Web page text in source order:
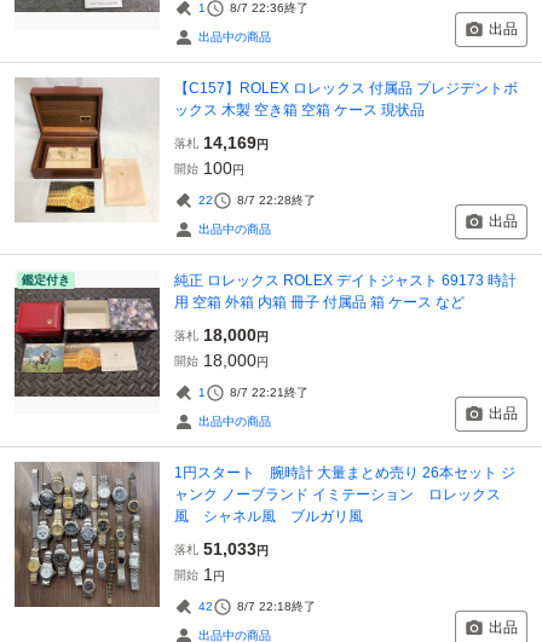
1 8/7 22:36終了
出品中の商品 出品
【C157】ROLEX ロレックス 付属品 プレジデントボ
ックス 木製 空き箱 空箱 ケース 現状品
落札 14,169円
開始 100円
22 8/7 22:28終了
出品中の商品 出品
鑑定付き
純正 ロレックス ROLEX デイトジャスト 69173 時計
用 空箱 外箱 内箱 冊子 付属品 箱 ケース など
落札 18,000円
開始 18,000円
1 8/7 22:21終了
出品中の商品 出品
1円スタート 腕時計 大量まとめ売り 26本セット ジ
ャンク ノーブランド イミテーション ロレックス
風 シャネル風 ブルガリ風
落札 51,033円
開始 1 円
42 8/7 22:18終了
出品中の商品 出品